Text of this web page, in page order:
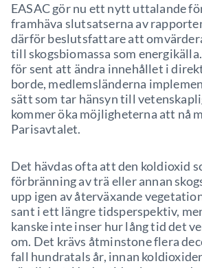
EASAC gör nu ett nytt uttalande
framhäva slutsatserna av
därför beslutsfattare att
till skogsbiomassa som
för sent att ändra innehållet i
borde, medlemsländerna
sätt som tar hänsyn till
kommer öka möjligheterna att nå
Parisavtalet.
Det hävdas ofta att den koldioxid
förbränning av trä eller annan
upp igen av återväxande
sant i ett längre tidsperspektiv,
kanske inte inser hur lång tid det
om. Det krävs åtminstone flera
fall hundratals år, innan